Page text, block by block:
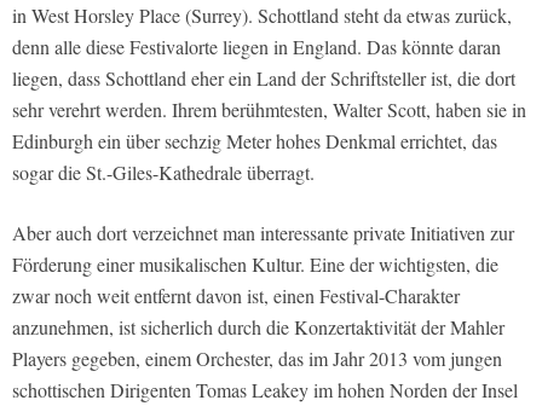
in West Horsley Place (Surrey). Schottland steht da etwas zurück,
denn alle diese Festivalorte liegen in England. Das könnte daran
liegen, dass Schottland eher ein Land der Schriftsteller ist, die dort
sehr verehrt werden. Ihrem berühmtesten, Walter Scott, haben sie in
Edinburgh ein über sechzig Meter hohes Denkmal errichtet, das
sogar die St.-Giles-Kathedrale überragt.
Aber auch dort verzeichnet man interessante private Initiativen zur
Förderung einer musikalischen Kultur. Eine der wichtigsten, die
zwar noch weit entfernt davon ist, einen Festival-Charakter
anzunehmen, ist sicherlich durch die Konzertaktivität der Mahler
Players gegeben, einem Orchester, das im Jahr 2013 vom jungen
schottischen Dirigenten Tomas Leakey im hohen Norden der Insel